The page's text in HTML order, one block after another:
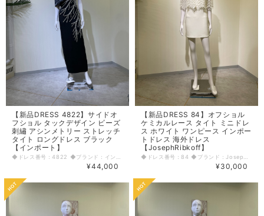
【新品DRESS 4822】サイドオ
フショル タックデザイン ビーズ
刺繡 アシンメトリー ストレッチ
タイト ロングドレス ブラック
【インポート】
¥44,000
【新品DRESS 84】オフショル
ケミカルレース タイト ミニドレ
ス ホワイト ワンピース インポー
トドレス 海外ドレス
【JosephRibkoff】
¥30,000